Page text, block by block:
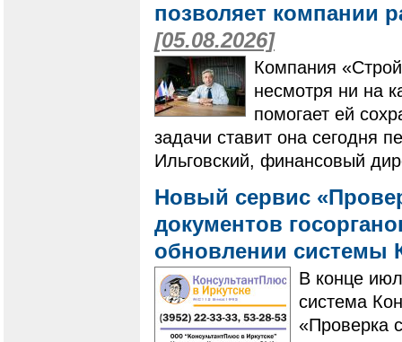
позволяет компании
[05.08.2026]
Компания
несмотря ни на
помогает ей
задачи ставит она сегодня
Ильговский, финансовый
Новый сервис
документов
обновлении системы
В конце
система
«Проверка